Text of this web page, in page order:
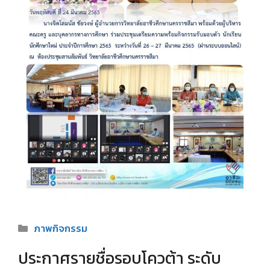
Categories
ภาพกิจกรรม
ประกาศรายชื่อรอบโควต้า ระดับ